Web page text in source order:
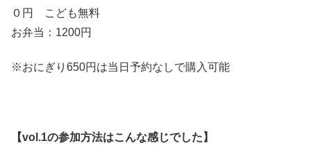
０円 こども無料
お弁当：1200円
※おにぎり650円は当日予約なしで購入可能
【vol.1の参加方法はこんな感じでした】